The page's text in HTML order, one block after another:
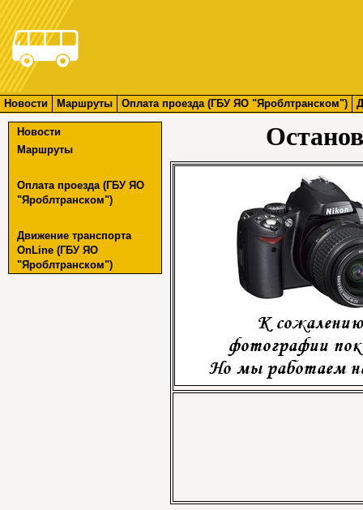
Новости Маршруты Оплата проезда (ГБУ ЯО "Яроблтранском")
Новости
Маршруты
Оплата проезда (ГБУ ЯО
"Яроблтранском")
Движение транспорта
OnLine (ГБУ ЯО
"Яроблтранском")